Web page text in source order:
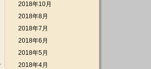
2018年10月
2018年8月
2018年7月
2018年6月
2018年5月
2018年4月